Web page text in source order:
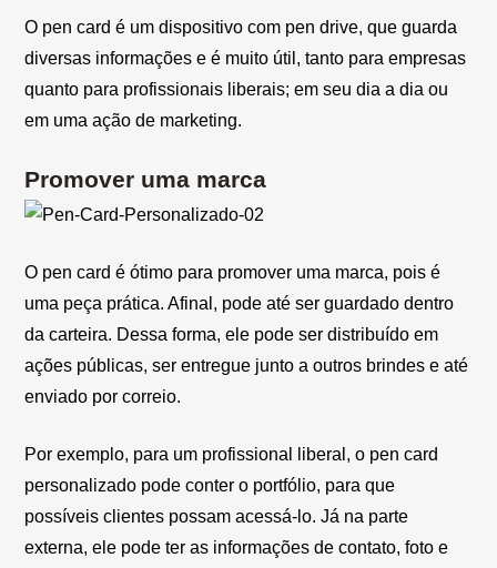
O pen card é um dispositivo com pen drive, que guarda
diversas informações e é muito útil, tanto para empresas
quanto para profissionais liberais; em seu dia a dia ou
em uma ação de marketing.
Promover uma marca
O pen card é ótimo para promover uma marca, pois é
uma peça prática. Afinal, pode até ser guardado dentro
da carteira. Dessa forma, ele pode ser distribuído em
ações públicas, ser entregue junto a outros brindes e até
enviado por correio.
Por exemplo, para um profissional liberal, o pen card
personalizado pode conter o portfólio, para que
possíveis clientes possam acessá-lo. Já na parte
externa, ele pode ter as informações de contato, foto e